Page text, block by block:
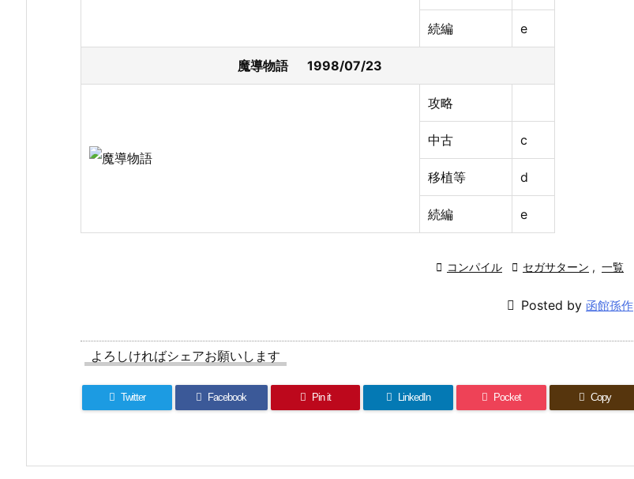
続編 e
魔導物語 1998/07/23
攻略
中古 c
移植等 d
続編 e
 コンパイル  セガサターン , 一覧
 Posted by 函館孫作
よろしければシェアお願いします
Twitter Facebook Pin it LinkedIn Pocket Copy